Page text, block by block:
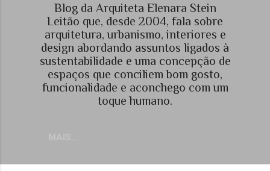
Blog da Arquiteta Elenara Stein
Leitão que, desde 2004, fala sobre
arquitetura, urbanismo, interiores e
design abordando assuntos ligados à
sustentabilidade e uma concepção de
espaços que conciliem bom gosto,
funcionalidade e aconchego com um
toque humano.